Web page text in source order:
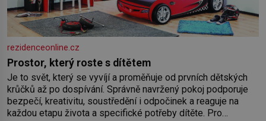
rezidenceonline.cz
Prostor, který roste s dítětem
Je to svět, který se vyvíjí a proměňuje od prvních dětských
krůčků až po dospívání. Správně navržený pokoj podporuje
bezpečí, kreativitu, soustředění i odpočinek a reaguje na
každou etapu života a specifické potřeby dítěte. Pro